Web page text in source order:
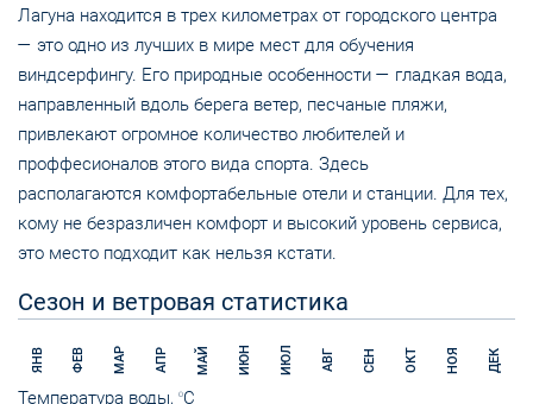
Лагуна находится в трех километрах от городского центра
— это одно из лучших в мире мест для обучения
виндсерфингу. Его природные особенности — гладкая вода,
направленный вдоль берега ветер, песчаные пляжи,
привлекают огромное количество любителей и
проффесионалов этого вида спорта. Здесь
располагаются комфортабельные отели и станции. Для тех,
кому не безразличен комфорт и высокий уровень сервиса,
это место подходит как нельзя кстати.
Сезон и ветровая статистика
ЯНВ ФЕВ МАР АПР МАЙ ИЮН ИЮЛ АВГ СЕН ОКТ НОЯ ДЕК
Температура воды, OC